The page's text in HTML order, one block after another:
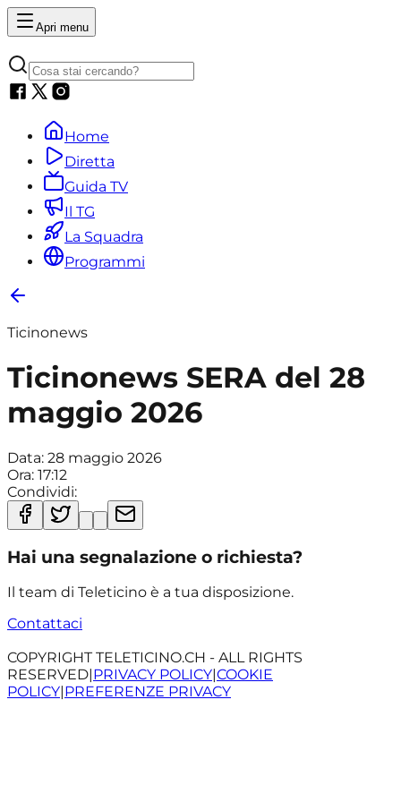
Apri menu
Home
Diretta
Guida TV
Il TG
La Squadra
Programmi
Ticinonews
Ticinonews SERA del 28
maggio 2026
Data: 28 maggio 2026
Ora: 17:12
Condividi:
Hai una segnalazione o richiesta?
Il team di Teleticino è a tua disposizione.
Contattaci
COPYRIGHT TELETICINO.CH - ALL RIGHTS
RESERVED|PRIVACY POLICY|COOKIE
POLICY|PREFERENZE PRIVACY